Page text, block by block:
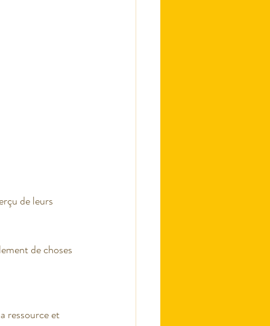
de leurs
de choses
ressource et